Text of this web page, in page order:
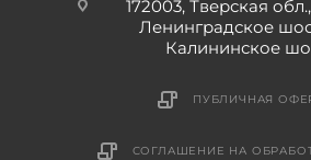
172003, Тверская
Ленинградское
Калининское
ПУБЛИЧНАЯ
СОГЛАШЕНИЕ НА